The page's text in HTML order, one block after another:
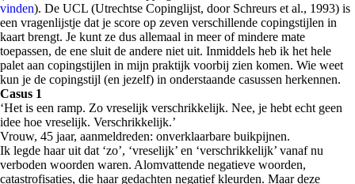
vinden). De UCL (Utrechtse Copinglijst, door Schreurs et al., 1993) is
een vragenlijstje dat je score op zeven verschillende copingstijlen in
kaart brengt. Je kunt ze dus allemaal in meer of mindere mate
toepassen, de ene sluit de andere niet uit. Inmiddels heb ik het hele
palet aan copingstijlen in mijn praktijk voorbij zien komen. Wie weet
kun je de copingstijl (en jezelf) in onderstaande casussen herkennen.
Casus 1
‘Het is een ramp. Zo vreselijk verschrikkelijk. Nee, je hebt echt geen
idee hoe vreselijk. Verschrikkelijk.’
Vrouw, 45 jaar, aanmeldreden: onverklaarbare buikpijnen.
Ik legde haar uit dat ‘zo’, ‘vreselijk’ en ‘verschrikkelijk’ vanaf nu
verboden woorden waren. Alomvattende negatieve woorden,
catastrofisaties, die haar gedachten negatief kleurden. Maar deze